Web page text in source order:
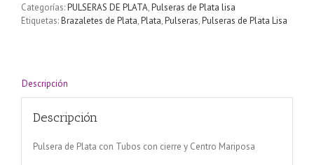
con
cierre
cantidad
Categorías:PULSERAS DE PLATA,Pulseras de Plata lisa
Etiquetas:Brazaletes de Plata,Plata,Pulseras,Pulseras de Plata Lisa
Descripción
Descripción
Pulsera de Plata con Tubos con cierre y Centro Mariposa